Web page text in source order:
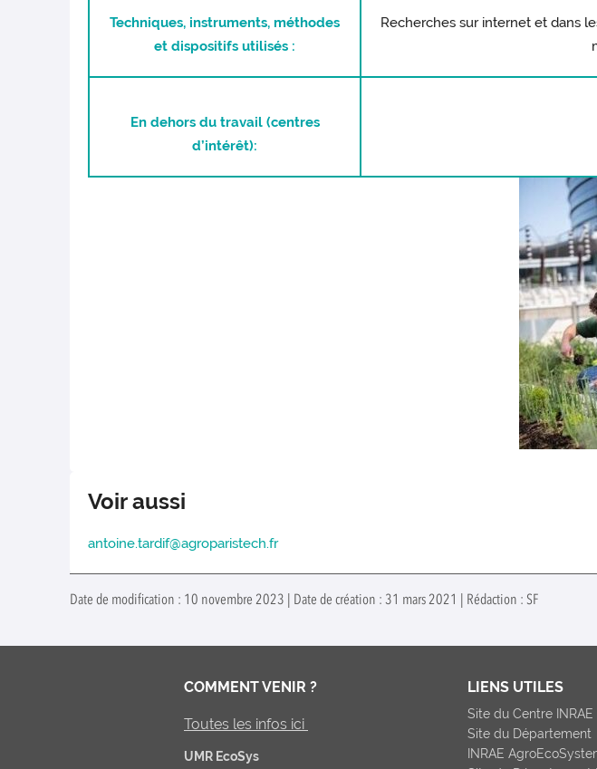
Techniques, instruments, méthodes
et dispositifs utilisés :
Recherches sur internet et dans
En dehors du travail (centres
d’intérêt):
Voir aussi
antoine.tardif@agroparistech.fr
Date de modification : 10 novembre 2023 | Date de création : 31 mars 2021 | Rédaction : SF
COMMENT VENIR ?
Toutes les infos ici
UMR EcoSys
LIENS UTILES
Site du Centre
Site du Département
INRAE